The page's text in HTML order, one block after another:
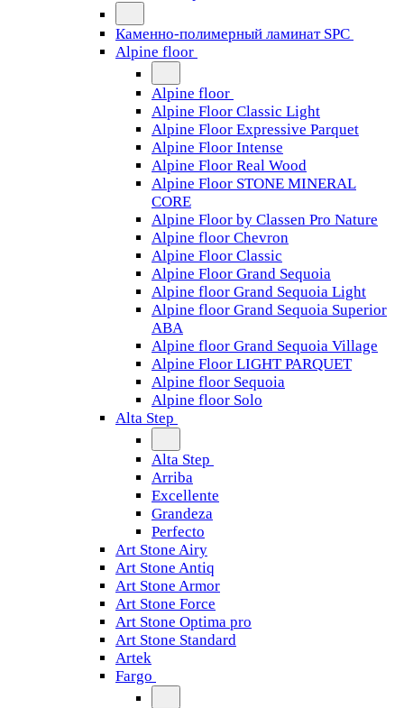
Каменно-полимерный ламинат SPC
Alpine floor
Alpine floor
Alpine Floor Classic Light
Alpine Floor Expressive Parquet
Alpine Floor Intense
Alpine Floor Real Wood
Alpine Floor STONE MINERAL
CORE
Alpine Floor by Classen Pro Nature
Alpine floor Chevron
Alpine Floor Classic
Alpine Floor Grand Sequoia
Alpine floor Grand Sequoia Light
Alpine floor Grand Sequoia Superior
ABA
Alpine floor Grand Sequoia Village
Alpine Floor LIGHT PARQUET
Alpine floor Sequoia
Alpine floor Solo
Alta Step
Alta Step
Arriba
Excellente
Grandeza
Perfecto
Art Stone Airy
Art Stone Antiq
Art Stone Armor
Art Stone Force
Art Stone Optima pro
Art Stone Standard
Artek
Fargo